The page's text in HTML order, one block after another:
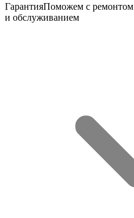
ГарантияПоможем с ремонтом
и обслуживанием